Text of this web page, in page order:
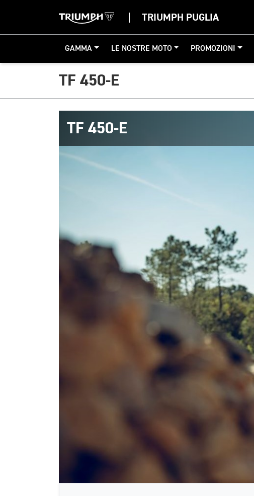
TRIUMPH PUGLIA
GAMMA LE NOSTRE MOTO PROMOZIONI
TF 450-E
TF 450-E